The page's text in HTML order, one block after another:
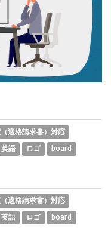
適格請求書）対応
英語 ロゴ board
適格請求書）対応
英語 ロゴ board